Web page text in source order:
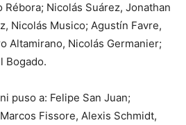
Nicolás Suárez, Jonathan
Nicolás Musico; Agustín Favre,
Altamirano, Nicolás Germanier;
Bogado.
puso a: Felipe San Juan;
Fissore, Alexis Schmidt,